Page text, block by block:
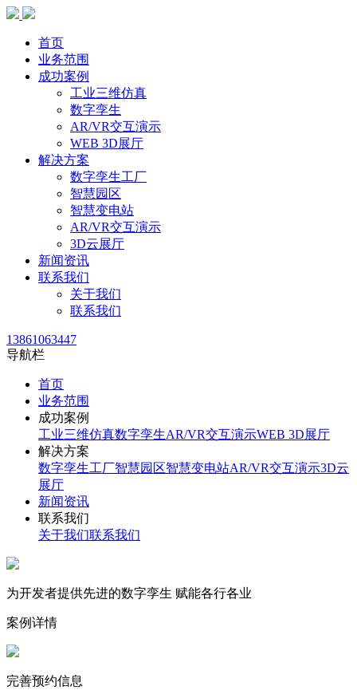
首页
业务范围
成功案例
工业三维仿真
数字孪生
AR/VR交互演示
WEB 3D展厅
解决方案
数字孪生工厂
智慧园区
智慧变电站
AR/VR交互演示
3D云展厅
新闻资讯
联系我们
关于我们
联系我们
13861063447
导航栏
首页
业务范围
成功案例
工业三维仿真数字孪生AR/VR交互演示WEB 3D展厅
解决方案
数字孪生工厂智慧园区智慧变电站AR/VR交互演示3D云
展厅
新闻资讯
联系我们
关于我们联系我们
为开发者提供先进的数字孪生 赋能各行各业
案例详情
完善预约信息